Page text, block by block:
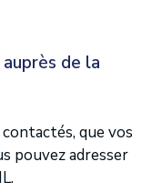
de la
que vos
pouvez adresser